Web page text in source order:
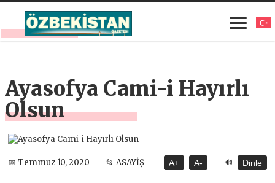
Ayasofya Cami-i Hayırlı
Olsun
📅 Temmuz 10, 2020 📂 ASAYİŞ A+ A- 🔊 Dinle